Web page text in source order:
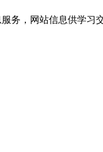
，网站信息供学习